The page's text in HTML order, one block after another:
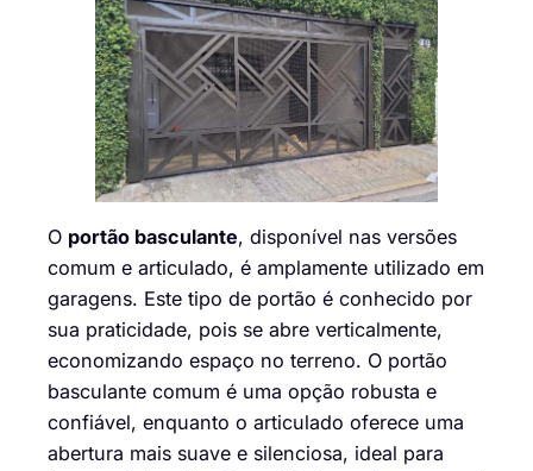
O portão basculante, disponível nas versões
comum e articulado, é amplamente utilizado em
garagens. Este tipo de portão é conhecido por
sua praticidade, pois se abre verticalmente,
economizando espaço no terreno. O portão
basculante comum é uma opção robusta e
confiável, enquanto o articulado oferece uma
abertura mais suave e silenciosa, ideal para